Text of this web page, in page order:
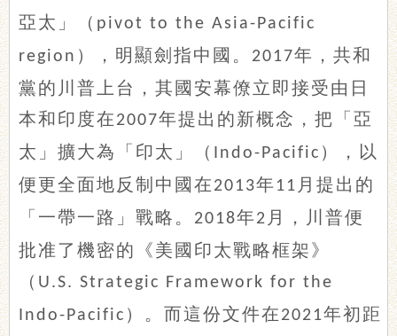
亞太」（ pivot to the Asia-Pacific
region ），明顯劍指中國。 2017年，共和
黨的川普上台，其國安幕僚立即接受由日
本和印度在 2007年提出的新概念，把「亞
太」擴大為「印太」（ Indo-Pacific ），以
便更全面地反制中國在 2013年 11 月提出的
「一帶一路」戰略。 2018年 2 月，川普便
批准了機密的《美國印太戰略框架》
（ U.S. Strategic Framework for the
Indo-Pacific ）。而這份文件在 2021年初距